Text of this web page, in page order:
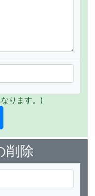
ります。)
削除